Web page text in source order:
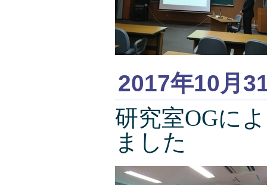
2017年10月
研究室OGに
ました